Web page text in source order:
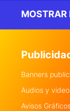
MOSTRAR
Banners
Audios y
Avisos